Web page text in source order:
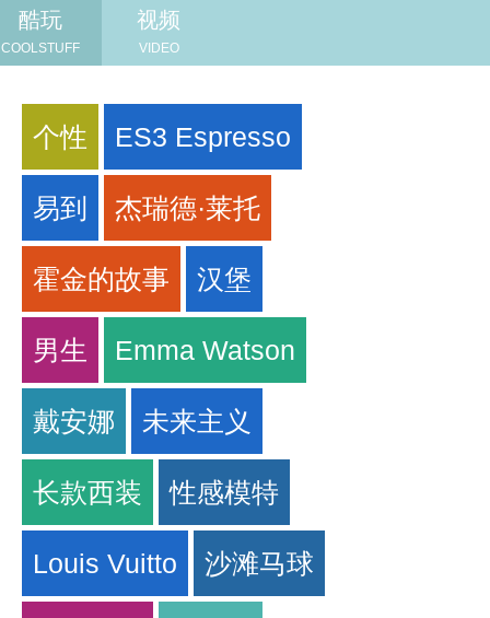
酷玩
COOLSTUFF
视频
VIDEO
个性 ES3 Espresso
易到 杰瑞德·莱托
霍金的故事 汉堡
男生 Emma Watson
戴安娜 未来主义
长款西装 性感模特
Louis Vuitto 沙滩马球